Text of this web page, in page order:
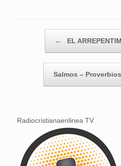
← EL
Salmos –
Radiocristianaenlinea TV